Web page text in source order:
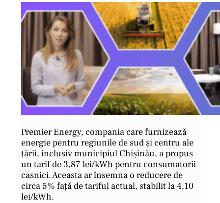
Premier Energy, compania care furnizează
energie pentru regiunile de sud și centru ale
țării, inclusiv municipiul Chișinău, a propus
un tarif de 3,87 lei/kWh pentru consumatorii
casnici. Aceasta ar însemna o reducere de
circa 5% față de tariful actual, stabilit la 4,10
lei/kWh.